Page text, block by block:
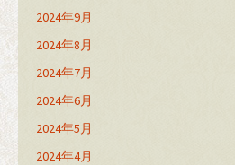
2024年9月
2024年8月
2024年7月
2024年6月
2024年5月
2024年4月